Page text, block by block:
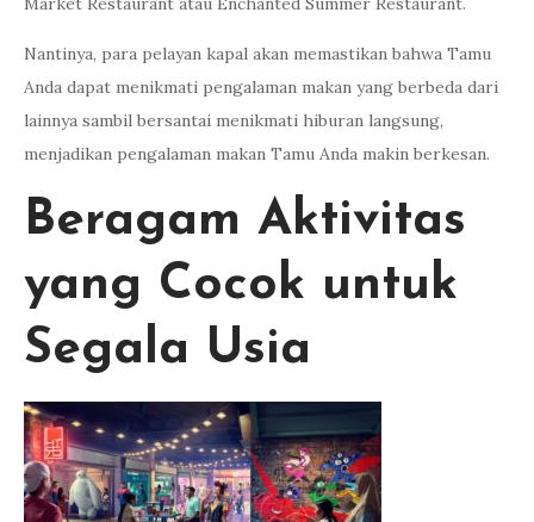
Nantinya, para pelayan kapal akan memastikan bahwa Tamu
Anda dapat menikmati pengalaman makan yang berbeda dari
lainnya sambil bersantai menikmati hiburan langsung,
menjadikan pengalaman makan Tamu Anda makin berkesan.
Beragam Aktivitas
yang Cocok untuk
Segala Usia